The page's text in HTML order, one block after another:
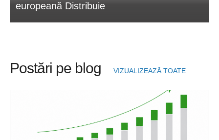
europeană Distribuie
Postări pe blog VIZUALIZEAZĂ TOATE